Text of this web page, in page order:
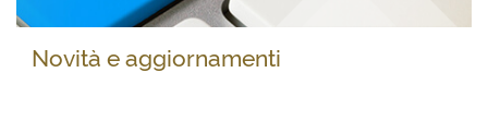
Novità e aggiornamenti